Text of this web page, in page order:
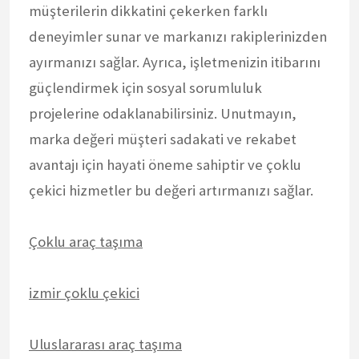
müşterilerin dikkatini çekerken farklı
deneyimler sunar ve markanızı rakiplerinizden
ayırmanızı sağlar. Ayrıca, işletmenizin itibarını
güçlendirmek için sosyal sorumluluk
projelerine odaklanabilirsiniz. Unutmayın,
marka değeri müşteri sadakati ve rekabet
avantajı için hayati öneme sahiptir ve çoklu
çekici hizmetler bu değeri artırmanızı sağlar.
Çoklu araç taşıma
izmir çoklu çekici
Uluslararası araç taşıma